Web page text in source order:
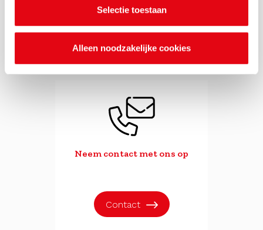
Selectie toestaan
Alleen noodzakelijke cookies
Naar website
Neem contact met ons op
Contact